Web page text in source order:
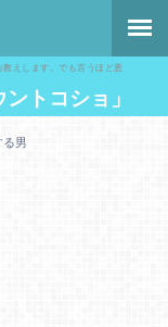
えします。でも言うほど悪
トコショ」
る男